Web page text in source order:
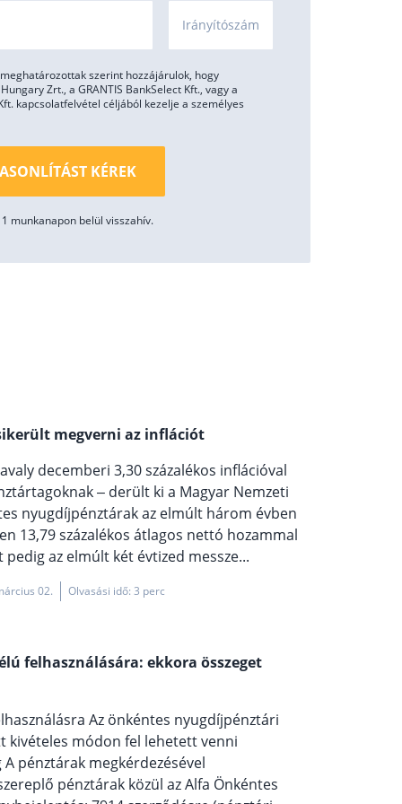
Irányítószám
szerint hozzájárulok, hogy
Zrt., a GRANTIS BankSelect Kft., vagy a
kapcsolatfelvétel céljából kezelje a személyes
KÉREK
munkanapon belül visszahív.
megverni az inflációt
decemberi 3,30 százalékos inflációval
– derült ki a Magyar Nemzeti
nyugdíjpénztárak az elmúlt három évben
13,79 százalékos átlagos nettó hozammal
az elmúlt két évtized messze...
02. Olvasási idő: 3 perc
felhasználására: ekkora összeget
Az önkéntes nyugdíjpénztári
kivételes módon fel lehetett venni
pénztárak megkérdezésével
pénztárak közül az Alfa Önkéntes